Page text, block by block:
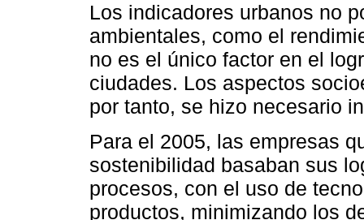
Los indicadores urbanos no
ambientales, como el
no es el único factor en el
ciudades. Los aspectos
por tanto, se hizo necesario
Para el 2005, las empresas
sostenibilidad basaban sus
procesos, con el uso de
productos, minimizando los